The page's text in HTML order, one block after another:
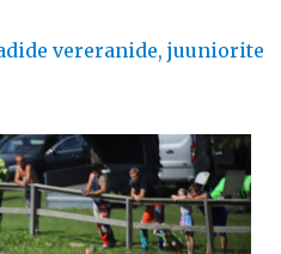
vereranide, juuniorite